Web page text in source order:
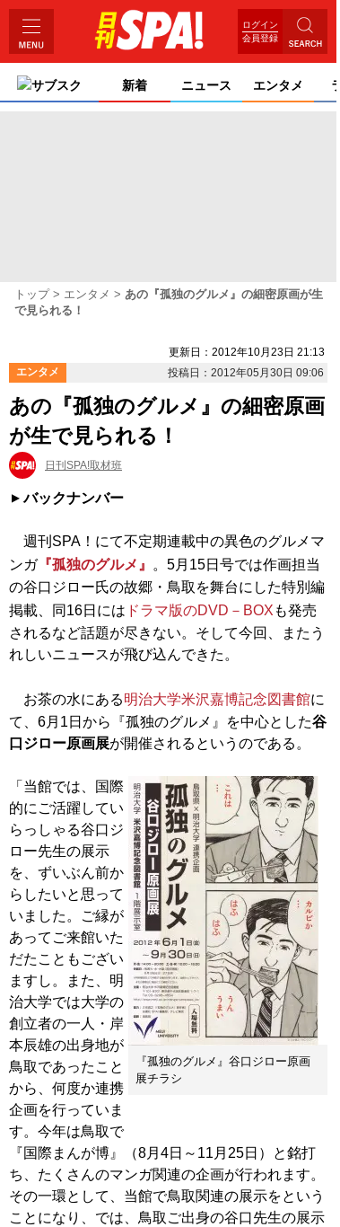
ログイン
会員登録
サブスク 新着 ニュース エンタメ
トップ エンタメ
あの『孤独のグルメ』の細密原画が生
で見られる！
更新日：2012年10月23日 21:13
エンタメ
投稿日：2012年05月30日 09:06
あの『孤独のグルメ』の細密原画
が生で見られる！
日刊SPA!取材班
バックナンバー
週刊SPA！にて不定期連載中の異色のグルメマ
ンガ『孤独のグルメ』
。5月15日号では作画担当
の谷口ジロー氏の故郷・鳥取を舞台にした特別編
掲載、同16日には ドラマ版のDVD－BOX も発売
されるなど話題が尽きない。そして今回、またう
れしいニュースが飛び込んできた。
お茶の水にある明治大学米沢嘉博記念図書館に
て、6月1日から『孤独のグルメ』を中心とした谷
口ジロー原画展が開催されるというのである。
『孤独のグルメ』谷口ジロー原画
展チラシ
「当館では、国際
的にご活躍してい
らっしゃる谷口ジ
ロー先生の展示
を、ずいぶん前か
らしたいと思って
いました。ご縁が
あってご来館いた
だたこともござい
ますし。また、明
治大学では大学の
創立者の一人・岸
本辰雄の出身地が
鳥取であったこと
から、何度か連携
企画を行っていま
す。今年は鳥取で
『国際まんが博』（8月4日～11月25日）と銘打
ち、たくさんのマンガ関連の企画が行われます。
その一環として、当館で鳥取関連の展示をという
ことになり、では、鳥取ご出身の谷口先生の展示